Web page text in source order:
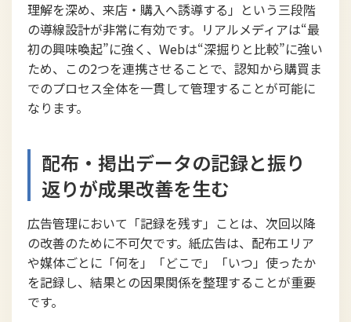
理解を深め、来店・購入へ誘導する」という三段階
の導線設計が非常に有効です。リアルメディアは“最
初の興味喚起”に強く、Webは“深掘りと比較”に強い
ため、この2つを連携させることで、認知から購買ま
でのプロセス全体を一貫して管理することが可能に
なります。
配布・掲出データの記録と振り
返りが成果改善を生む
広告管理において「記録を残す」ことは、次回以降
の改善のために不可欠です。紙広告は、配布エリア
や媒体ごとに「何を」「どこで」「いつ」使ったか
を記録し、結果との因果関係を整理することが重要
です。